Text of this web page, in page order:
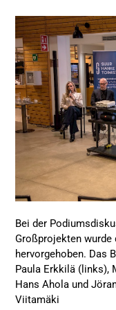
Bei der
Großprojekten wurde
hervorgehoben. Das
Paula Erkkilä (links),
Hans Ahola und
Viitamäki